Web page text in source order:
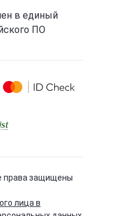
в единый
ПО
права защищены
лица в